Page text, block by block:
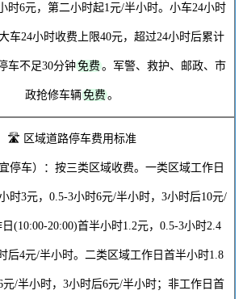
时6元，第二小时起1元/半小时。小车24小时
车24小时收费上限40元，超过24小时后累计
车不足30分钟免费。军警、救护、邮政、市
政抢修车辆免费。
🛣️ 区域道路停车费用标准
停车）：按三类区域收费。一类区域工作日
时3元，0.5-3小时6元/半小时，3小时后10元/
(10:00-20:00)首半小时1.2元，0.5-3小时2.4
后4元/半小时。二类区域工作日首半小时1.8
元/半小时，3小时后6元/半小时；非工作日首